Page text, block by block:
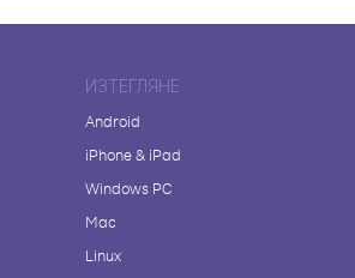
ИЗТЕГЛЯНЕ
Android
iPhone & iPad
Windows PC
Mac
Linux